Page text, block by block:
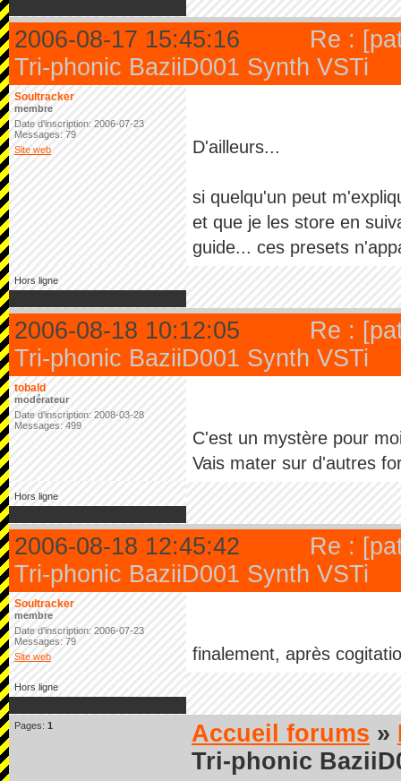
2006-08-17 15:45:16
Re :
Tri-phonic BaziiD001 Synth VSTi
Soultracker
membre
Date d'inscription: 2006-07-23
Messages: 79
Site web
D'ailleurs...
si quelqu'un peut
et que je les store en
guide... ces presets
Hors ligne
2006-08-18 10:12:05
Re :
Tri-phonic BaziiD001 Synth VSTi
tobald
modérateur
Date d'inscription: 2008-03-28
Messages: 499
C'est un mystère pour
Vais mater sur d'autres
Hors ligne
2006-08-18 12:45:42
Re :
Tri-phonic BaziiD001 Synth VSTi
Soultracker
membre
Date d'inscription: 2006-07-23
Messages: 79
Site web
finalement, après
Hors ligne
Pages: 1 Accueil forums »
Tri-phonic